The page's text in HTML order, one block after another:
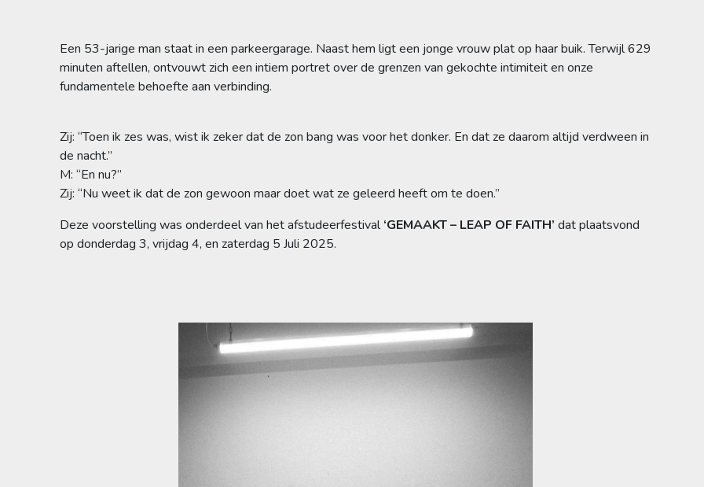
Een 53-jarige man staat in een parkeergarage. Naast hem ligt een jonge vrouw plat op haar buik. Terwijl 629
minuten aftellen, ontvouwt zich een intiem portret over de grenzen van gekochte intimiteit en onze
fundamentele behoefte aan verbinding.
Zij: “Toen ik zes was, wist ik zeker dat de zon bang was voor het donker. En dat ze daarom altijd verdween in
de nacht.”
M: “En nu?”
Zij: “Nu weet ik dat de zon gewoon maar doet wat ze geleerd heeft om te doen.”
Deze voorstelling was onderdeel van het afstudeerfestival‘GEMAAKT – LEAP OF FAITH’ dat plaatsvond
op donderdag 3, vrijdag 4, en zaterdag 5 Juli 2025.